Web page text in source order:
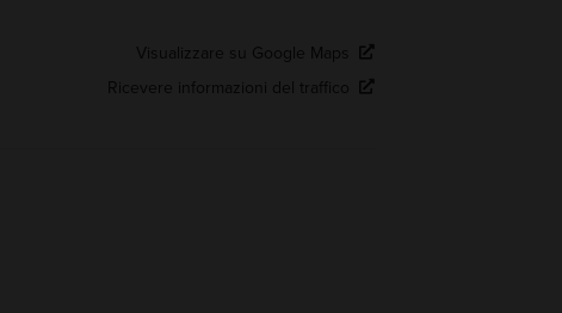
Visualizzare su Google Maps
Ricevere informazioni del traffico